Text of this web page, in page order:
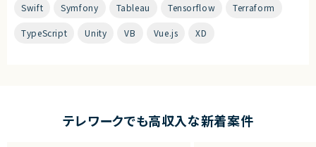
Swift Symfony Tableau Tensorflow Terraform
TypeScript Unity VB Vue.js XD
テレワークでも高収入な新着案件